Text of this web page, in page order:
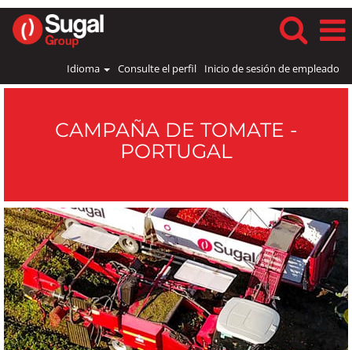
Idioma Consulte el perfil Inicio de sesión de empleado
Campaña
PortugalCAMPAÑA DE TOMATE -
PORTUGAL